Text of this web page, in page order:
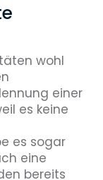
wohl
einer
es keine
es sogar
eine
bereits